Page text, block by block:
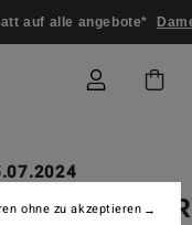
auf alle angebote*
ohne zu akzeptieren